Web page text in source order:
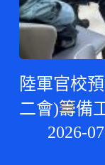
陸軍官校
二會)籌備
2026-